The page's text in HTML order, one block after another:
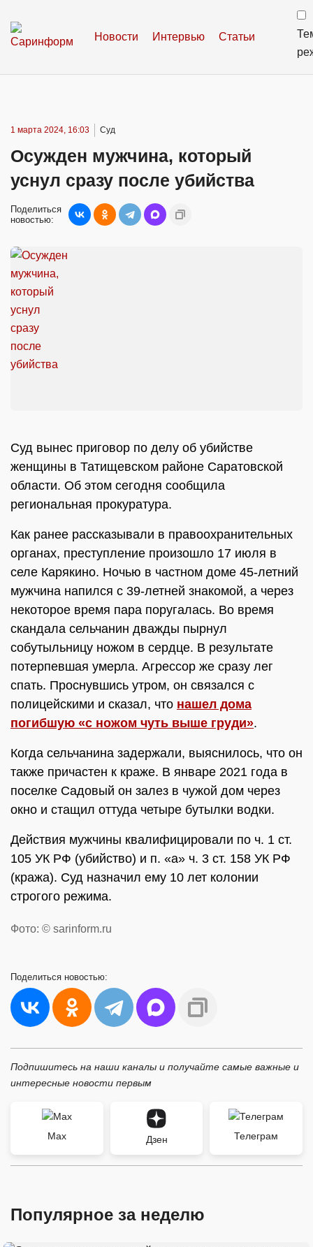
Новости Интервью Статьи
1 марта 2024, 16:03 Суд
Осужден мужчина, который
уснул сразу после убийства
Поделиться
новостью:
Суд вынес приговор по делу об убийстве
женщины в Татищевском районе Саратовской
области. Об этом сегодня сообщила
региональная прокуратура.
Как ранее рассказывали в правоохранительных
органах, преступление произошло 17 июля в
селе Карякино. Ночью в частном доме 45-летний
мужчина напился с 39-летней знакомой, а через
некоторое время пара поругалась. Во время
скандала сельчанин дважды пырнул
собутыльницу ножом в сердце. В результате
потерпевшая умерла. Агрессор же сразу лег
спать. Проснувшись утром, он связался с
полицейскими и сказал, что нашел дома
погибшую «с ножом чуть выше груди».
Когда сельчанина задержали, выяснилось, что он
также причастен к краже. В январе 2021 года в
поселке Садовый он залез в чужой дом через
окно и стащил оттуда четыре бутылки водки.
Действия мужчины квалифицировали по ч. 1 ст.
105 УК РФ (убийство) и п. «а» ч. 3 ст. 158 УК РФ
(кража). Суд назначил ему 10 лет колонии
строгого режима.
Фото: © sarinform.ru
Поделиться новостью:
Подпишитесь на наши каналы и получайте самые важные и
интересные новости первым
Max Дзен Телеграм
Популярное за неделю